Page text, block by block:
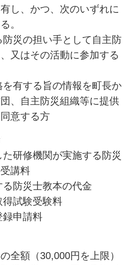
、かつ、次のいずれに
。
災の担い手として自主防
又はその活動に参加する
有する旨の情報を町長か
、自主防災組織等に提供
意する方
研修機関が実施する防災
講料
防災士教本の代金
試験受験料
申請料
額（30,000円を上限）